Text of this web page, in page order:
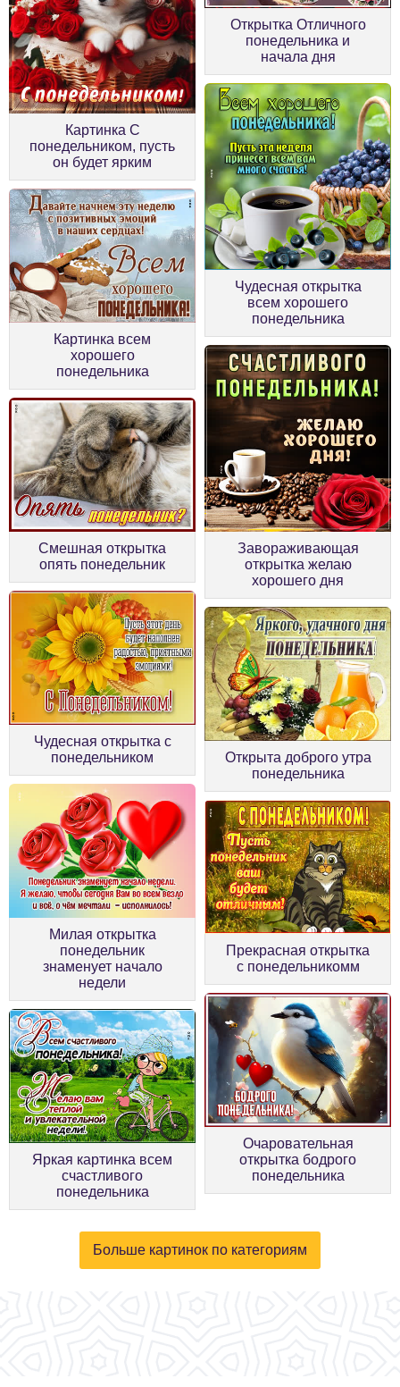
Картинка С
понедельником, пусть
он будет ярким
Открытка Отличного
понедельника и
начала дня
Картинка всем
хорошего
понедельника
Чудесная открытка
всем хорошего
понедельника
Смешная открытка
опять понедельник
Завораживающая
открытка желаю
хорошего дня
Чудесная открытка с
понедельником
Открыта доброго утра
понедельника
Милая открытка
понедельник
знаменует начало
недели
Прекрасная открытка
с понедельникомм
Яркая картинка всем
счастливого
понедельника
Очаровательная
открытка бодрого
понедельника
Больше картинок по категориям